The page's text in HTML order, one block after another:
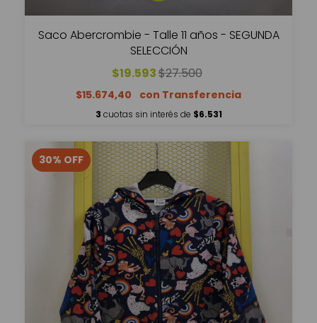
Saco Abercrombie - Talle 11 años - SEGUNDA
SELECCIÓN
$19.593$27.500
$15.674,40
3 cuotas sin interés de $6.531
30% OFF